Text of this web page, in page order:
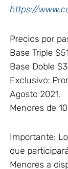
https://
Precios por
Base Triple
Base Doble
Exclusivo:
Agosto 2021.
Menores de
Importante:
que
Menores a